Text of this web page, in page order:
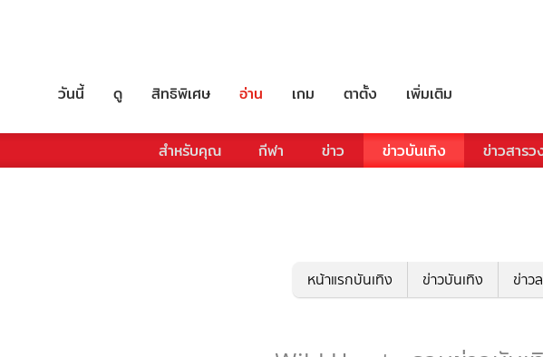
วันนี้ ดู สิทธิพิเศษ อ่าน เกม ตาตั้ง เพิ่มเติม
สำหรับคุณ กีฬา ข่าว ข่าวบันเทิง ข่าวสารว
หน้าแรกบันเทิง ข่าวบันเทิง ข่าว